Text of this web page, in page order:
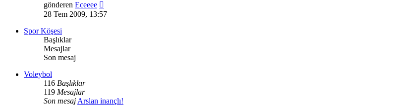
gönderen Eceeee
mesajı
28 Tem 2009, 13:57
Spor Köşesi
Başlıklar
Mesajlar
Son mesaj
Voleybol
116 Başlıklar
119 Mesajlar
Son mesajArslan inançlı!